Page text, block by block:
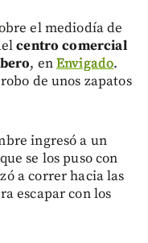
el mediodía de
centro comercial
, enEnvigado.
de unos zapatos
ingresó a un
se los puso con
a correr hacia las
escapar con los